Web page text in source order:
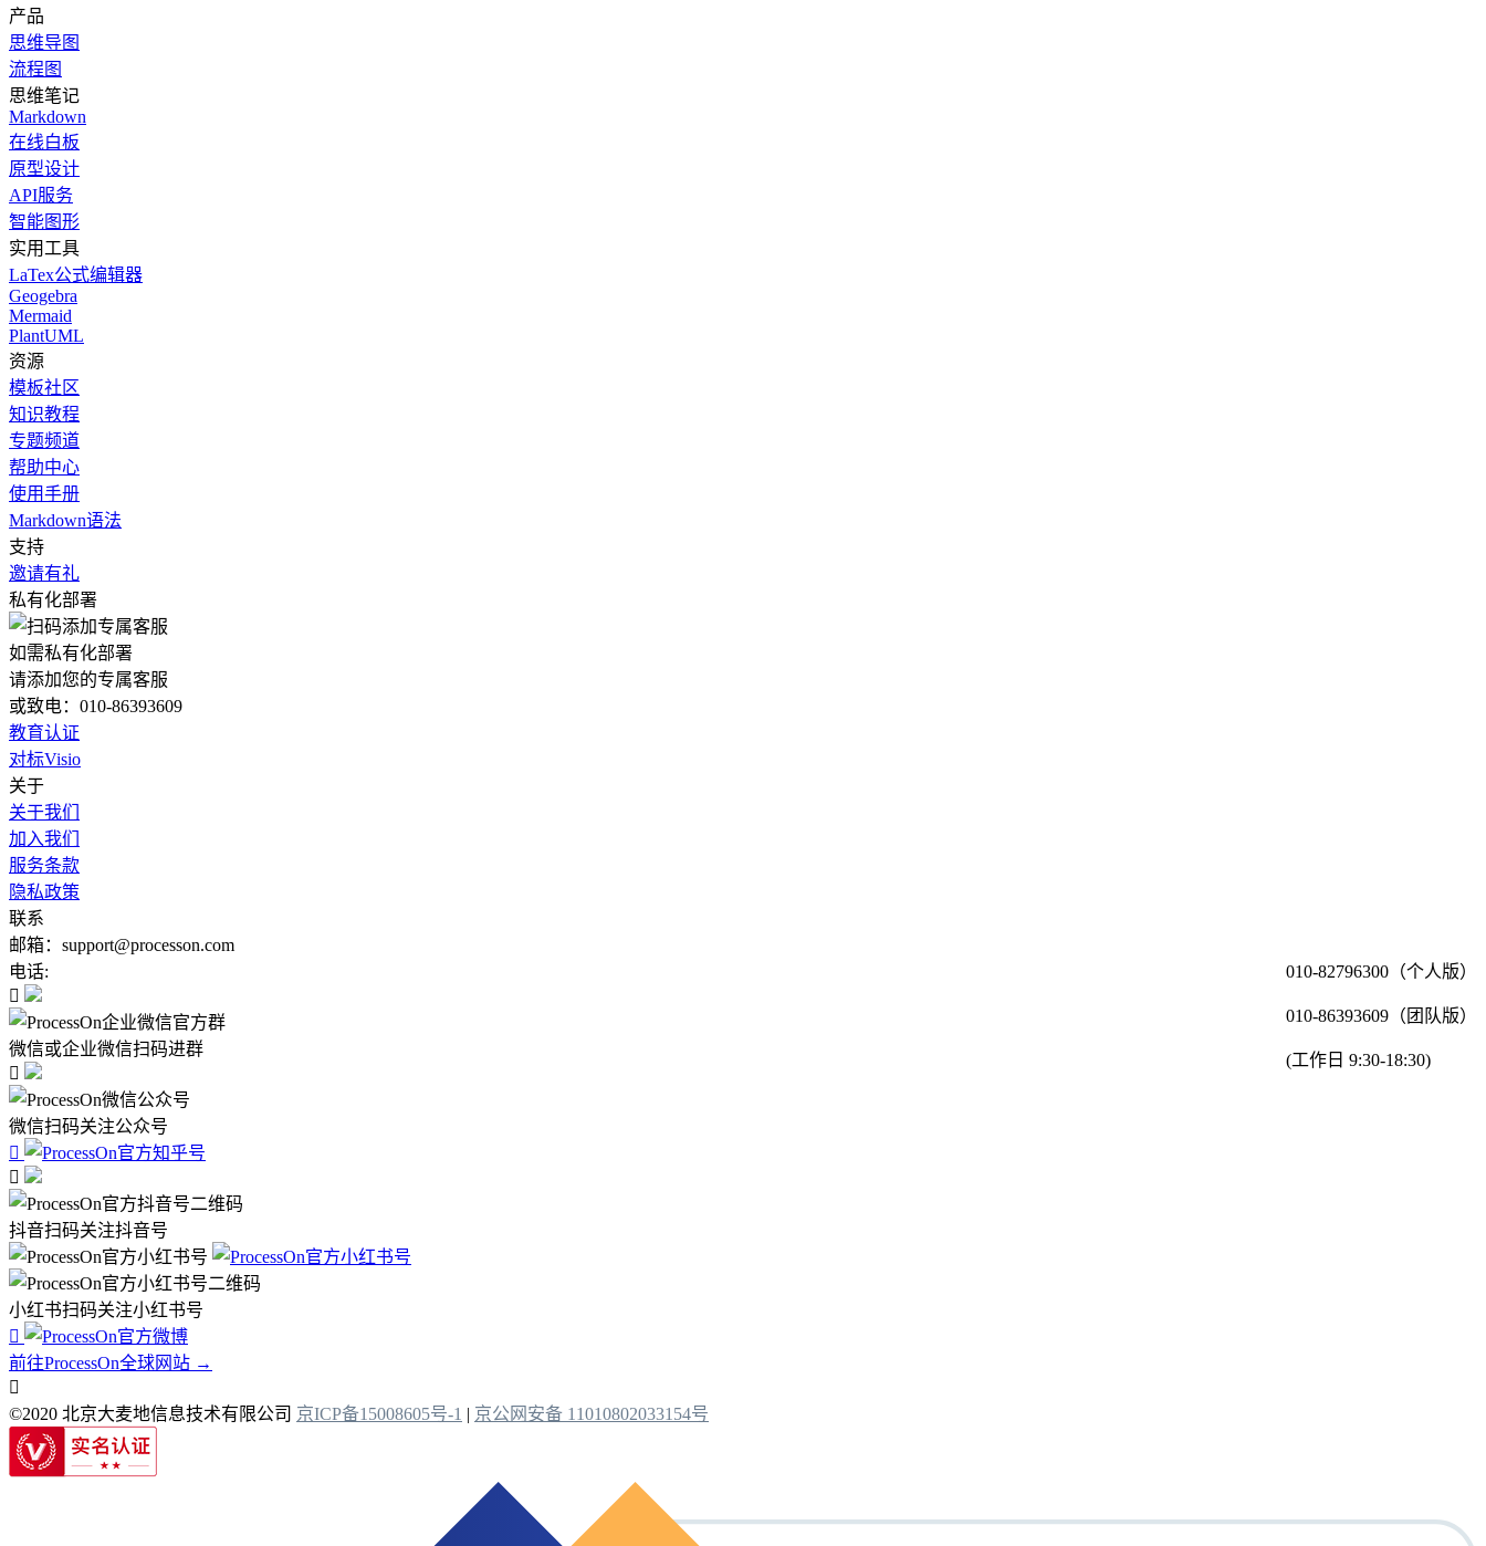
产品
思维导图
流程图
思维笔记
Markdown
在线白板
原型设计
API服务
智能图形
实用工具
LaTex公式编辑器
Geogebra
Mermaid
PlantUML
资源
模板社区
知识教程
专题频道
帮助中心
使用手册
Markdown语法
支持
邀请有礼
私有化部署
如需私有化部署
请添加您的专属客服
或致电：010-86393609
教育认证
对标Visio
关于
关于我们
加入我们
服务条款
隐私政策
联系
邮箱：support@processon.com
电话:
010-82796300（个人版）
010-86393609（团队版）
(工作日 9:30-18:30)

微信或企业微信扫码进群

微信扫码关注公众号


抖音扫码关注抖音号
小红书扫码关注小红书号

前往ProcessOn全球网站 →

©2020 北京大麦地信息技术有限公司 京ICP备15008605号-1 | 京公网安备 11010802033154号